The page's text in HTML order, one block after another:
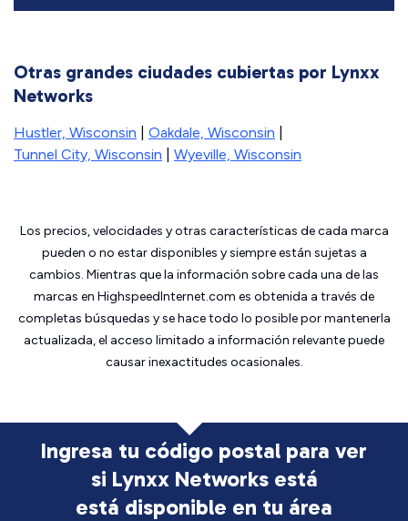
Otras grandes ciudades cubiertas por Lynxx
Networks
Hustler, Wisconsin Oakdale, Wisconsin
Tunnel City, Wisconsin
Wyeville, Wisconsin
Los precios, velocidades y otras características de cada marca
pueden o no estar disponibles y siempre están sujetas a
cambios. Mientras que la información sobre cada una de las
marcas en HighspeedInternet.com es obtenida a través de
completas búsquedas y se hace todo lo posible por mantenerla
actualizada, el acceso limitado a información relevante puede
causar inexactitudes ocasionales.
Ingresa tu código postal para ver
si Lynxx Networks está
está disponible en tu área